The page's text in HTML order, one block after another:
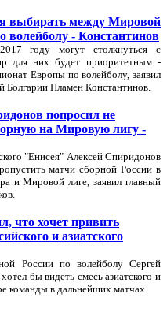
выбирать между Мировой
волейболу - Константинов
году могут столкнуться с
для них будет приоритетным -
Европы по волейболу, заявил
Болгарии Пламен Константинов.
попросил не
на Мировую лигу -
"Енисея" Алексей Спиридонов
матчи сборной России в
и Мировой лиге, заявил главный
что хочет привить
и азиатского
России по волейболу Сергей
бы видеть смесь азиатского и
команды в дальнейших матчах.